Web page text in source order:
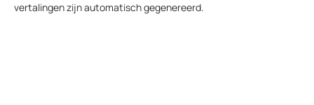
vertalingen zijn automatisch gegenereerd.